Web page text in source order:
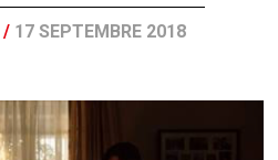
/ 17 SEPTEMBRE 2018